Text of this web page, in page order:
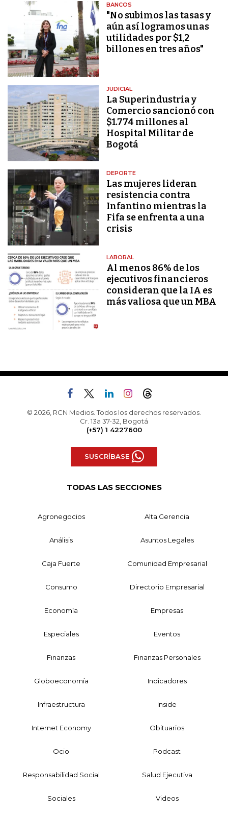
BANCOS
"No subimos las tasas y
aún así logramos unas
utilidades por $1,2
billones en tres años"
JUDICIAL
La Superindustria y
Comercio sancionó con
$1.774 millones al
Hospital Militar de
Bogotá
DEPORTE
Las mujeres lideran
resistencia contra
Infantino mientras la
Fifa se enfrenta a una
crisis
LABORAL
Al menos 86% de los
ejecutivos financieros
consideran que la IA es
más valiosa que un MBA
© 2026, RCN Medios. Todos los derechos reservados.
Cr. 13a 37-32, Bogotá
(+57) 1 4227600
SUSCRÍBASE
TODAS LAS SECCIONES
Agronegocios Alta Gerencia
Análisis Asuntos Legales
Caja Fuerte Comunidad Empresarial
Consumo Directorio Empresarial
Economía Empresas
Especiales Eventos
Finanzas Finanzas Personales
Globoeconomía Indicadores
Infraestructura Inside
Internet Economy Obituarios
Ocio Podcast
Responsabilidad Social Salud Ejecutiva
Sociales Videos